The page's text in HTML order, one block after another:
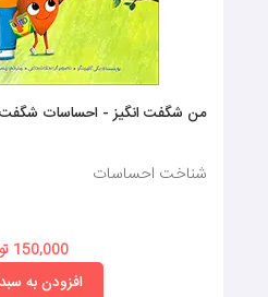
من شگفت انگیز - احساسات شگفت
شناخت احساسات
150,000 تومان
افزودن به